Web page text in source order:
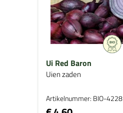
Ui Red Baron
Uien zaden
Artikelnummer: BIO-4228